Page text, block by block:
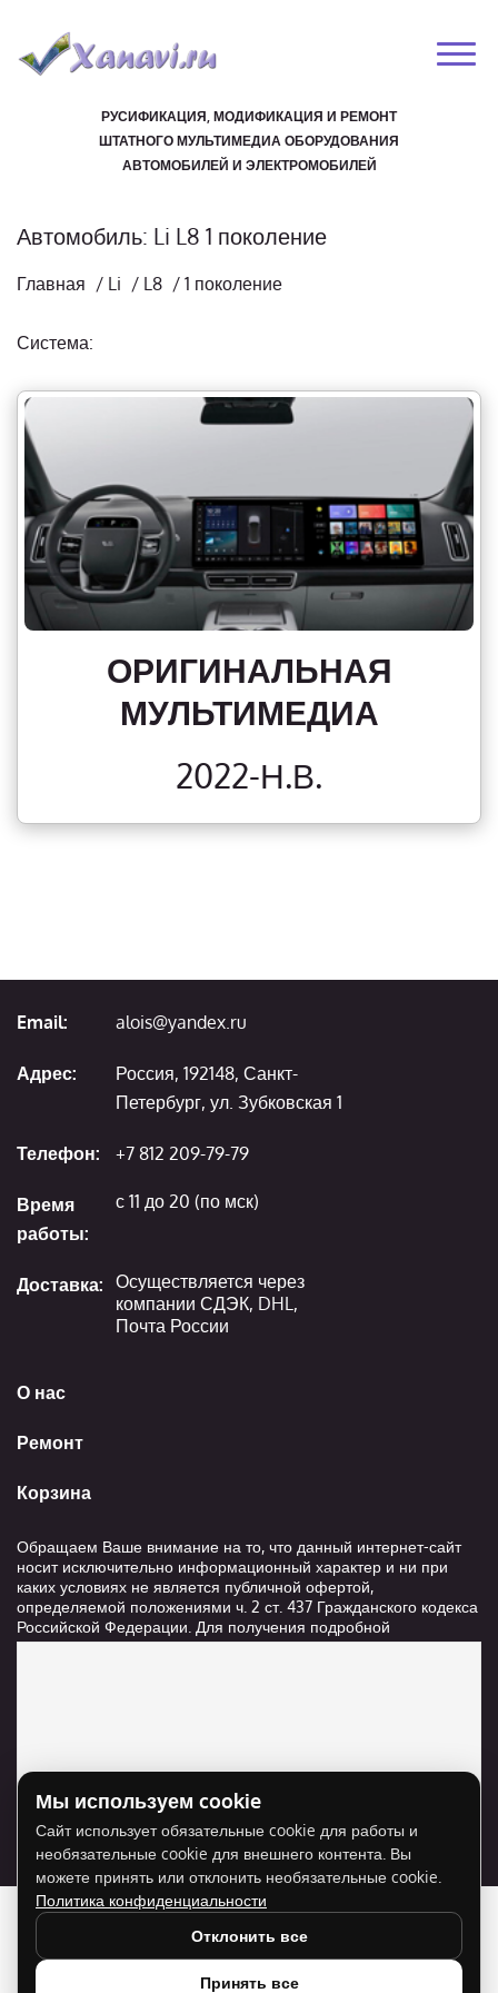
РУСИФИКАЦИЯ, МОДИФИКАЦИЯ И РЕМОНТ
ШТАТНОГО МУЛЬТИМЕДИА ОБОРУДОВАНИЯ
АВТОМОБИЛЕЙ И ЭЛЕКТРОМОБИЛЕЙ
Автомобиль: Li L8 1 поколение
Главная / Li / L8 / 1 поколение
Система:
ОРИГИНАЛЬНАЯ
МУЛЬТИМЕДИА
2022-Н.В.
О нас
Ремонт
Корзина
Email: alois@yandex.ru
Адрес:
Россия, 192148, Санкт-
Петербург, ул. Зубковская 1
Телефон: +7 812 209-79-79
Время
работы:
с 11 до 20 (по мск)
Доставка: Осуществляется через
компании СДЭК, DHL,
Почта России
Обращаем Ваше внимание на то, что данный интернет-сайт
носит исключительно информационный характер и ни при
каких условиях не является публичной офертой,
определяемой положениями ч. 2 ст. 437 Гражданского кодекса
Российской Федерации. Для получения подробной
информации о стоимости и сроках выполнения услуг,
Для отображения карты нужно разрешить
использование cookie для внешнего контента.
Разрешить cookie
Мы используем cookie
Сайт использует обязательные cookie для работы и
необязательные cookie для внешнего контента. Вы
можете принять или отклонить необязательные cookie.
Политика конфиденциальности
Отклонить все
Принять все